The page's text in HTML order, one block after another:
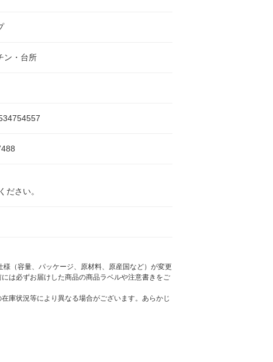
ン・台所
ださい。
（容量、パッケージ、原材料、原産国など）が変更
は必ずお届けした商品の商品ラベルや注意書きをご
庫状況等により異なる場合がございます。あらかじ